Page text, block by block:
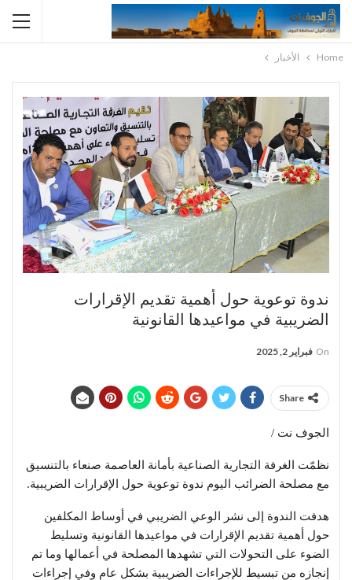
Home الأخبار
ندوة توعوية حول أهمية تقديم الإقرارات
الضريبية في مواعيدها القانونية
On فبراير 2, 2025
Share
الجوف نت /
نظمّت الغرفة التجارية الصناعية بأمانة العاصمة صنعاء بالتنسيق
مع مصلحة الضرائب اليوم ندوة توعوية حول الإقرارات الضريبية.
هدفت الندوة إلى نشر الوعي الضريبي في أوساط المكلفين
حول أهمية تقديم الإقرارات في مواعيدها القانونية وتسليط
الضوء على التحولات التي تشهدها المصلحة في أعمالها وما تم
إنجازه من تبسيط للإجراءات الضريبية بشكل عام وفي إجراءات